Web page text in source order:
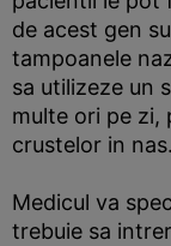
de acest gen
tampoanele
sa utilizeze un
multe ori pe zi,
crustelor in nas.
Medicul va
trebuie sa